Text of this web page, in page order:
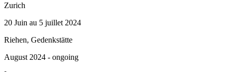
Zurich
20 Juin au 5 juillet 2024
Riehen, Gedenkstätte
August 2024 - ongoing